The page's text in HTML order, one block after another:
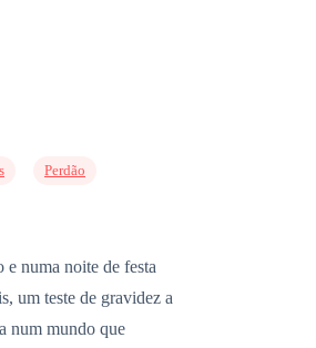
Perdão
e numa noite de festa
um teste de gravidez a
num mundo que